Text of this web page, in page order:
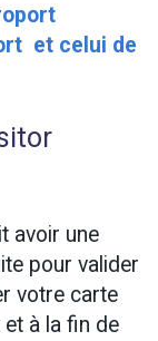
et celui de
avoir une
pour valider
votre carte
à la fin de